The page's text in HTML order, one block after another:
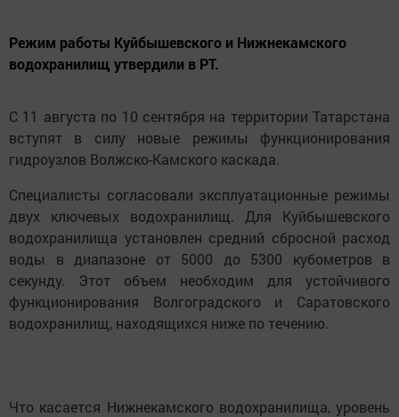
Режим работы Куйбышевского и Нижнекамского
водохранилищ утвердили в РТ.
С 11 августа по 10 сентября на территории Татарстана
вступят в силу новые режимы функционирования
гидроузлов Волжско-Камского каскада.
Специалисты согласовали эксплуатационные режимы
двух ключевых водохранилищ. Для Куйбышевского
водохранилища установлен средний сбросной расход
воды в диапазоне от 5000 до 5300 кубометров в
секунду. Этот объем необходим для устойчивого
функционирования Волгоградского и Саратовского
водохранилищ, находящихся ниже по течению.
Что касается Нижнекамского водохранилища, уровень